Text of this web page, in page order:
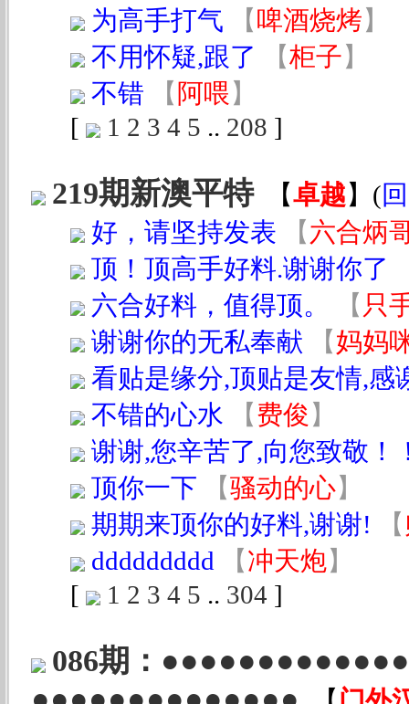
为高手打气
【啤酒烧烤】
不用怀疑,跟了
【柜子】
不错
【 阿喂 】
[
1 2 3 4 5 .. 208 ]
219期新澳平特 【卓越】 (回
好，请坚持发表
【六合炳
顶！顶高手好料.谢谢你了
六合好料，值得顶。
【 只
谢谢你的无私奉献
【妈妈
看贴是缘分,顶贴是友情,感
不错的心水
【费俊 】
谢谢,您辛苦了,向您致敬！
顶你一下
【骚动的心】
期期来顶你的好料,谢谢!
【
ddddddddd
【冲天炮】
[
1 2 3 4 5 .. 304 ]
086期：